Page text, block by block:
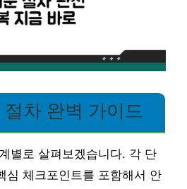
차 완벽 가이드
별로 살펴보겠습니다. 각 단
심 체크포인트를 포함해서 안